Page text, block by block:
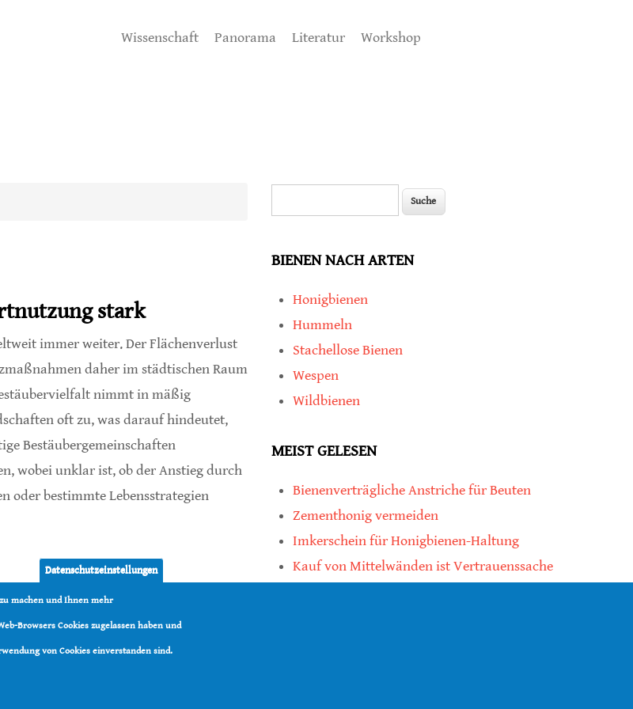
Wissenschaft Panorama Literatur Workshop
stark
immer weiter. Der Flächenverlust
daher im städtischen Raum
nimmt in mäßig
oft zu, was darauf hindeutet,
Bestäubergemeinschaften
wobei unklar ist, ob der Anstieg durch
oder bestimmte Lebensstrategien
stark
BIENEN NACH ARTEN
Honigbienen
Hummeln
Stachellose Bienen
Wespen
Wildbienen
MEIST GELESEN
Bienenverträgliche Anstriche für Beuten
Zementhonig vermeiden
Imkerschein für Honigbienen-Haltung
Kauf von Mittelwänden ist Vertrauenssache
Datenschutzeinstellungen
machen und Ihnen mehr
Browsers Cookies zugelassen haben und
von Cookies einverstanden sind.